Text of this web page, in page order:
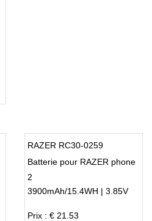
RAZER RC30-0259
Batterie pour RAZER phone
2
3900mAh/15.4WH | 3.85V
Prix : € 21.53